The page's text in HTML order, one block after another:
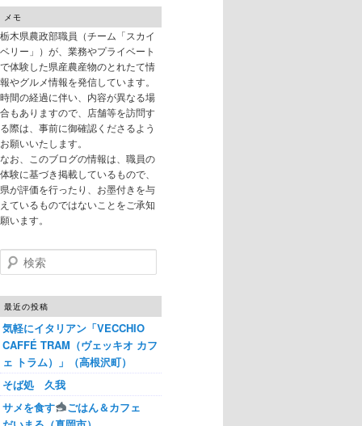
メモ
栃木県農政部職員（チーム「スカイ
ベリー」）が、業務やプライベート
で体験した県産農産物のとれたて情
報やグルメ情報を発信しています。
時間の経過に伴い、内容が異なる場
合もありますので、店舗等を訪問す
る際は、事前に御確認くださるよう
お願いいたします。
なお、このブログの情報は、職員の
体験に基づき掲載しているもので、
県が評価を行ったり、お墨付きを与
えているものではないことをご承知
願います。
検索
最近の投稿
気軽にイタリアン「VECCHIO
CAFFÉ TRAM（ヴェッキオ カフ
ェ トラム）」（高根沢町）
そば処 久我
サメを食す
ごはん＆カフェ